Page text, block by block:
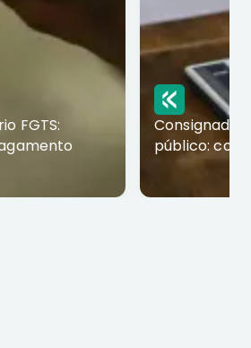
FGTS:
Consignado
público: